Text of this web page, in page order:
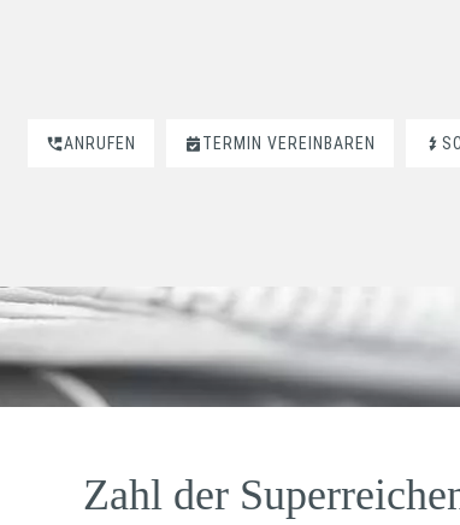
ANRUFEN TERMIN VEREINBAREN
Zahl der